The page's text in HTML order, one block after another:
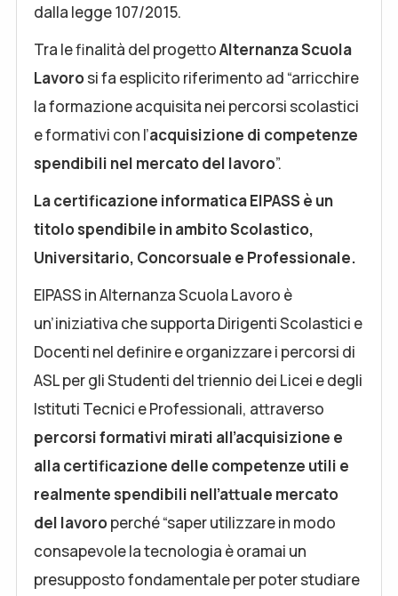
dalla legge 107/2015.
Tra le finalità del progettoAlternanza Scuola
Lavorosi fa esplicito riferimento ad “arricchire
la formazione acquisita nei percorsi scolastici
e formativi con l’acquisizione di competenze
spendibili nel mercato del lavoro”.
La certificazione informatica EIPASS è un
titolo spendibile in ambito Scolastico,
Universitario, Concorsuale e Professionale.
EIPASS in Alternanza Scuola Lavoro è
un’iniziativa che supporta Dirigenti Scolastici e
Docenti nel definire e organizzare i percorsi di
ASL per gli Studenti del triennio dei Licei e degli
Istituti Tecnici e Professionali, attraverso
percorsi formativi mirati all’acquisizione e
alla certificazione delle competenze utili e
realmente spendibili nell’attuale mercato
del lavoroperché “saper utilizzare in modo
consapevole la tecnologia è oramai un
presupposto fondamentale per poter studiare